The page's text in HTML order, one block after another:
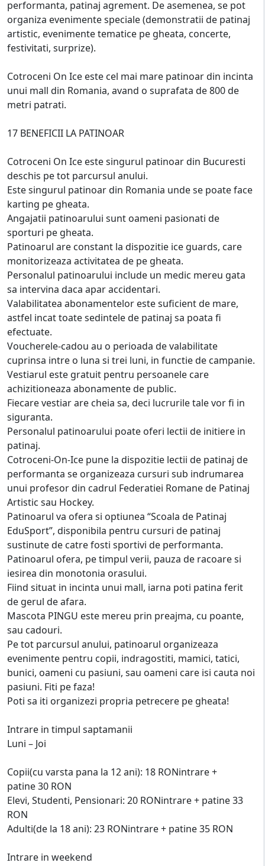
performanta, patinaj agrement. De asemenea, se pot
organiza evenimente speciale (demonstratii de patinaj
artistic, evenimente tematice pe gheata, concerte,
festivitati, surprize).
Cotroceni On Ice este cel mai mare patinoar din incinta
unui mall din Romania, avand o suprafata de 800 de
metri patrati.
17 BENEFICII LA PATINOAR
Cotroceni On Ice este singurul patinoar din Bucuresti
deschis pe tot parcursul anului.
Este singurul patinoar din Romania unde se poate face
karting pe gheata.
Angajatii patinoarului sunt oameni pasionati de
sporturi pe gheata.
Patinoarul are constant la dispozitie ice guards, care
monitorizeaza activitatea de pe gheata.
Personalul patinoarului include un medic mereu gata
sa intervina daca apar accidentari.
Valabilitatea abonamentelor este suficient de mare,
astfel incat toate sedintele de patinaj sa poata fi
efectuate.
Voucherele-cadou au o perioada de valabilitate
cuprinsa intre o luna si trei luni, in functie de campanie.
Vestiarul este gratuit pentru persoanele care
achizitioneaza abonamente de public.
Fiecare vestiar are cheia sa, deci lucrurile tale vor fi in
siguranta.
Personalul patinoarului poate oferi lectii de initiere in
patinaj.
Cotroceni-On-Ice pune la dispozitie lectii de patinaj de
performanta se organizeaza cursuri sub indrumarea
unui profesor din cadrul Federatiei Romane de Patinaj
Artistic sau Hockey.
Patinoarul va ofera si optiunea “Scoala de Patinaj
EduSport”, disponibila pentru cursuri de patinaj
sustinute de catre fosti sportivi de performanta.
Patinoarul ofera, pe timpul verii, pauza de racoare si
iesirea din monotonia orasului.
Fiind situat in incinta unui mall, iarna poti patina ferit
de gerul de afara.
Mascota PINGU este mereu prin preajma, cu poante,
sau cadouri.
Pe tot parcursul anului, patinoarul organizeaza
evenimente pentru copii, indragostiti, mamici, tatici,
bunici, oameni cu pasiuni, sau oameni care isi cauta noi
pasiuni. Fiti pe faza!
Poti sa iti organizezi propria petrecere pe gheata!
Intrare in timpul saptamanii
Luni – Joi
Copii(cu varsta pana la 12 ani): 18 RONintrare +
patine 30 RON
Elevi, Studenti, Pensionari: 20 RONintrare + patine 33
RON
Adulti(de la 18 ani): 23 RONintrare + patine 35 RON
Intrare in weekend